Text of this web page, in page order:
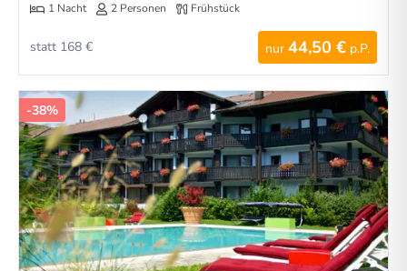
1 Nacht 2 Personen Frühstück
nur 44,50 € p.P.
statt 168 €
-38%